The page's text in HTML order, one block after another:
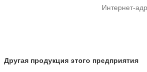
Интернет-
Другая продукция этого предприятия